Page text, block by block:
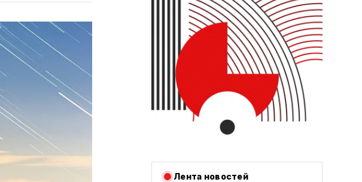
Лента новостей